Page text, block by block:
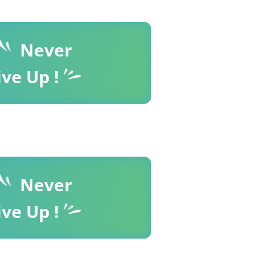
Never
Up !
Never
Up !